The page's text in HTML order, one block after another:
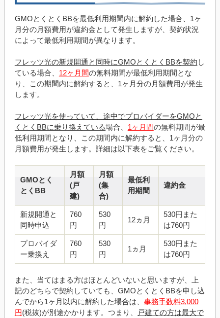
GMOとくとくBBを最低利用期間内に解約した場合、1ヶ
月分の月額費用が違約金として発生しますが、契約状況
によって最低利用期間が異なります。
フレッツ光の新規開通と同時にGMOとくとくBBを契約 し
ている場合、 12ヶ月間の無料期間が最低利用期間とな
り、この期間内に解約すると、1ヶ月分の月額費用が発生
します。
フレッツ光を使っていて、途中でプロバイダーをGMOと
くとくBBに乗り換えている場合、 1ヶ月間の無料期間が最
低利用期間となり、この期間内に解約すると、1ヶ月分の
月額費用が発生します。詳細は以下表をご覧ください。
GMOとく
とくBB
月額
(戸
建)
月額
(集
合)
最低利
用期間
違約金
新規開通と
同時申込
760
円
530
円
12ヵ月
530円また
は760円
プロバイダ
ー乗換え
760
円
530
円
1ヵ月
530円また
は760円
また、当てはまる方はほとんどいないと思いますが、上
記のどちらで契約していても、GMOとくとくBBを申し込
んでから1ヶ月以内に解約した場合は、 事務手数料3,000
円(税抜)が別途かかります。つまり、
戸建ての方は最大で